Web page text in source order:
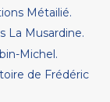
Métailié.
La Musardine.
Michel.
de Frédéric